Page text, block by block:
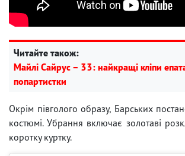
Читайте також:
Майлі Сайрус – 33: найкращі кліпи
попартистки
Окрім півголого образу, Барських
костюмі. Убрання включає золотаві
коротку куртку.